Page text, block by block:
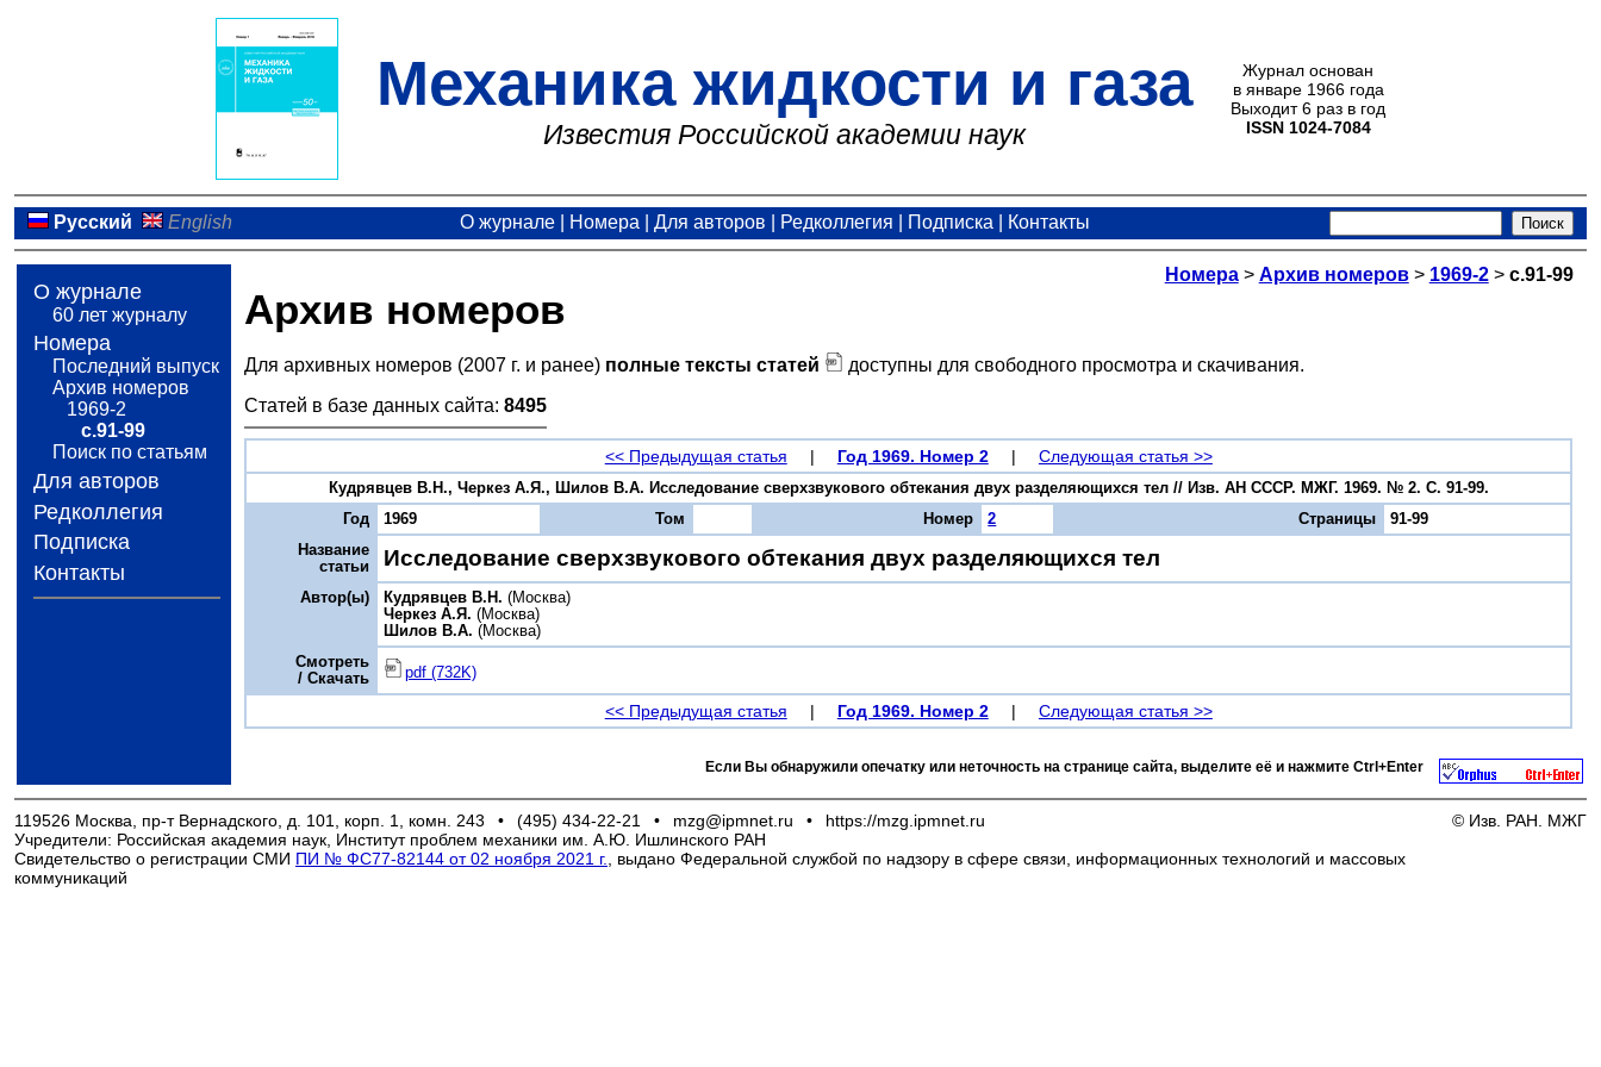
Механика жидкости и газа
Известия Российской академии наук
Журнал основан
в январе 1966 года
Выходит 6 раз в год
ISSN 1024-7084
Русский English О журнале Номера Для авторов Редколлегия Подписка Контакты
О журнале
60 лет журналу
Номера
Последний выпуск
Архив номеров
1969-2
с.91-99
Поиск по статьям
Для авторов
Редколлегия
Подписка
Контакты
Номера> Архив номеров> 1969-2> с.91-99
Архив номеров
Для архивных номеров (2007 г. и ранее) полные тексты статей
доступны для свободного просмотра и скачивания.
Статей в базе данных сайта: 8495
<< Предыдущая статья | Год 1969. Номер 2 | Следующая статья >>
Кудрявцев B.Н., Черкез А.Я., Шилов В.А. Исследование сверхзвукового обтекания двух разделяющихся тел // Изв. АН СССР. МЖГ. 1969. № 2. С. 91-99.
Год
1969 Том Номер 2 Страницы
91-99
Название
статьи
Исследование сверхзвукового обтекания двух разделяющихся тел
Автор(ы) Кудрявцев B.Н. (Москва)
Черкез А.Я. (Москва)
Шилов В.А. (Москва)
Смотреть
/ Скачать
pdf (732K)
<< Предыдущая статья | Год 1969. Номер 2 | Следующая статья >>
Если Вы обнаружили опечатку или неточность на странице сайта, выделите её и нажмите Ctrl+Enter
119526 Москва, пр-т Вернадского, д. 101, корп. 1, комн. 243 • (495) 434-22-21 • mzg@ipmnet.ru •
https://mzg.ipmnet.ru
Учредители: Российская академия наук, Институт проблем механики им. А.Ю. Ишлинского РАН
Свидетельство о регистрации СМИ ПИ № ФС77-82144 от 02 ноября 2021 г.
, выдано Федеральной службой по надзору в сфере связи, информационных технологий и массовых
коммуникаций
© Изв. РАН. МЖГ